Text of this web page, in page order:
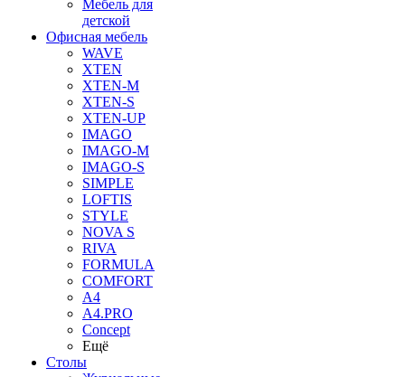
Мебель для
детской
Офисная мебель
WAVE
XTEN
XTEN-M
XTEN-S
XTEN-UP
IMAGO
IMAGO-M
IMAGO-S
SIMPLE
LOFTIS
STYLE
NOVA S
RIVA
FORMULA
COMFORT
A4
A4.PRO
Concept
Ещё
Столы